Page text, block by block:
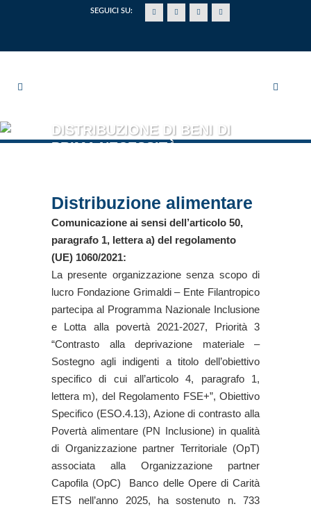
SEGUICI SU:
DISTRIBUZIONE DI BENI DI
PRIMA NECESSITÀ
Distribuzione alimentare
Comunicazione ai sensi dell’articolo 50,
paragrafo 1, lettera a) del regolamento
(UE) 1060/2021:
La presente organizzazione senza scopo di
lucro Fondazione Grimaldi – Ente Filantropico
partecipa al Programma Nazionale Inclusione
e Lotta alla povertà 2021-2027, Priorità 3
“Contrasto alla deprivazione materiale –
Sostegno agli indigenti a titolo dell’obiettivo
specifico di cui all’articolo 4, paragrafo 1,
lettera m), del Regolamento FSE+”, Obiettivo
Specifico (ESO.4.13), Azione di contrasto alla
Povertà alimentare (PN Inclusione) in qualità
di Organizzazione partner Territoriale (OpT)
associata alla Organizzazione partner
Capofila (OpC) Banco delle Opere di Carità
ETS nell’anno 2025, ha sostenuto n. 733